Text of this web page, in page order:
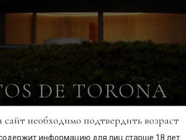
DE TORONA
необходимо подтвердить возраст
информацию для лиц старше 18 лет.